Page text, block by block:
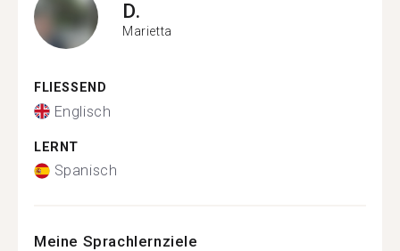
D.
Marietta
FLIESSEND
Englisch
LERNT
Spanisch
Meine Sprachlernziele